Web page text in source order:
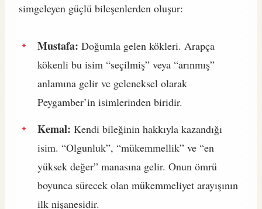
simgeleyen güçlü bileşenlerden oluşur:
Mustafa: Doğumla gelen kökleri. Arapça
kökenli bu isim “seçilmiş” veya “arınmış”
anlamına gelir ve geleneksel olarak
Peygamber’in isimlerinden biridir.
Kemal: Kendi bileğinin hakkıyla kazandığı
isim. “Olgunluk”, “mükemmellik” ve “en
yüksek değer” manasına gelir. Onun ömrü
boyunca sürecek olan mükemmeliyet arayışının
ilk nişanesidir.